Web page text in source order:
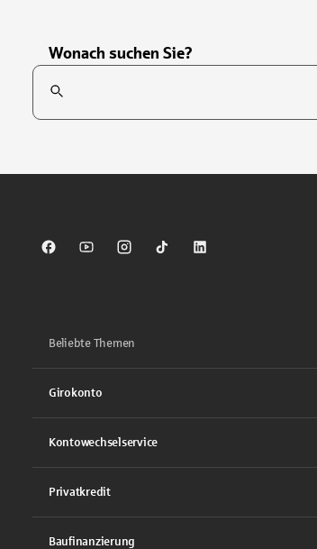
Wonach suchen Sie?
Suchfeld
Sparkasse auf Facebook
Sparkasse auf Youtube
Sparkasse auf Instagram
Sparkasse auf TikTok
Sparkasse auf LinkedIn
Beliebte Themen
Girokonto
Kontowechselservice
Privatkredit
Baufinanzierung